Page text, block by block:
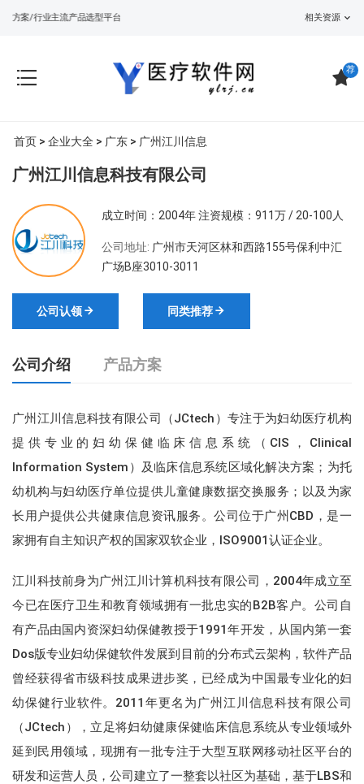
案/行业主流产品选型平台 相关资源
荐
首页 > 企业大全 > 广东 > 广州江川信息
广州江川信息科技有限公司
成立时间：2004年注资规模：911万 / 20-100人
公司地址: 广州市天河区林和西路155号保利中汇
广场B座3010-3011
公司认领 同类推荐
公司介绍 产品方案
广州江川信息科技有限公司（JCtech）专注于为妇幼医疗机构
提供专业的妇幼保健临床信息系统（CIS，Clinical
Information System）及临床信息系统区域化解决方案；为托
幼机构与妇幼医疗单位提供儿童健康数据交换服务；以及为家
长用户提供公共健康信息资讯服务。公司位于广州CBD，是一
家拥有自主知识产权的国家双软企业，ISO9001认证企业。
江川科技前身为广州江川计算机科技有限公司，2004年成立至
今已在医疗卫生和教育领域拥有一批忠实的B2B客户。公司自
有产品由国内资深妇幼保健教授于1991年开发，从国内第一套
Dos版专业妇幼保健软件发展到目前的分布式云架构，软件产品
曾经获得省市级科技成果进步奖，已经成为中国最专业化的妇
幼保健行业软件。2011年更名为广州江川信息科技有限公司
（JCtech），立足将妇幼健康保健临床信息系统从专业领域外
延到民用领域，现拥有一批专注于大型互联网移动社区平台的
研发和运营人员，公司建立了一整套以社区为基础，基于LBS和
江川营养保健咨询系统